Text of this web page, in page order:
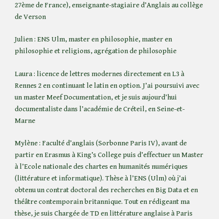
27ème de France), enseignante-stagiaire d’Anglais au collège
de Verson
Julien : ENS Ulm, master en philosophie, master en
philosophie et religions, agrégation de philosophie
Laura : licence de lettres modernes directement en L3 à
Rennes 2 en continuant le latin en option. J’ai poursuivi avec
un master Meef Documentation, et je suis aujourd’hui
documentaliste dans l’académie de Créteil, en Seine-et-
Marne
Mylène : Faculté d’anglais (Sorbonne Paris IV), avant de
partir en Erasmus à King’s College puis d’effectuer un Master
à l’Ecole nationale des chartes en humanités numériques
(littérature et informatique). Thèse à l’ENS (Ulm) où j’ai
obtenu un contrat doctoral des recherches en Big Data et en
théâtre contemporain britannique. Tout en rédigeant ma
thèse, je suis Chargée de TD en littérature anglaise à Paris